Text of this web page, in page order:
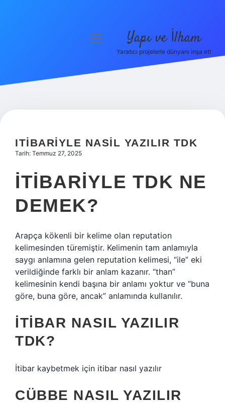
Hakkımızda
menüyü
Yapı ve İlham
Yaratıcı projelerle dünyanı inşa et!
ITIBARIYLE NASIL YAZILIR TDK
Tarih: Temmuz 27, 2025
İTIBARIYLE TDK NE
DEMEK?
Arapça kökenli bir kelime olan reputation
kelimesinden türemiştir. Kelimenin tam anlamıyla
saygı anlamına gelen reputation kelimesi, “ile” eki
verildiğinde farklı bir anlam kazanır. “than”
kelimesinin kendi başına bir anlamı yoktur ve “buna
göre, buna göre, ancak” anlamında kullanılır.
İTIBAR NASIL YAZILIR
TDK?
İtibar kaybetmek için itibar nasıl yazılır
CÜBBE NASIL YAZILIR